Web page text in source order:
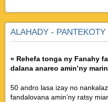
ALAHADY - PANTEKOTY
« Rehefa tonga ny Fanahy
dalana anareo amin’ny
50 andro lasa izay no
fandalovana amin’ny ratsy